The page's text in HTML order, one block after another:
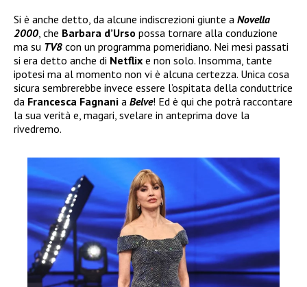
Si è anche detto, da alcune indiscrezioni giunte a Novella
2000, che Barbara d’Urso possa tornare alla conduzione
ma su TV8 con un programma pomeridiano. Nei mesi passati
si era detto anche di Netflix e non solo. Insomma, tante
ipotesi ma al momento non vi è alcuna certezza. Unica cosa
sicura sembrerebbe invece essere l’ospitata della conduttrice
da Francesca Fagnani a Belve! Ed è qui che potrà raccontare
la sua verità e, magari, svelare in anteprima dove la
rivedremo.